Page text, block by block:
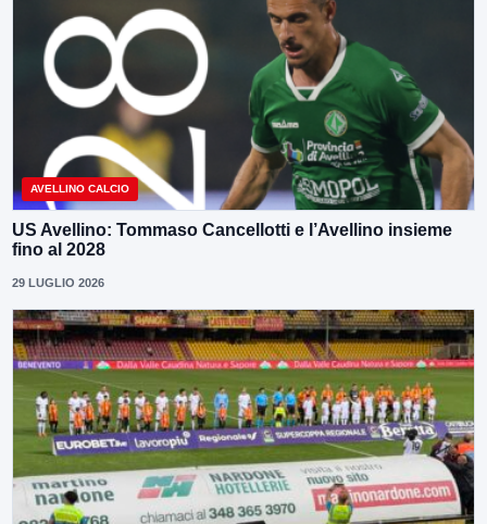
AVELLINO CALCIO
US Avellino: Tommaso Cancellotti e l’Avellino insieme
fino al 2028
29 LUGLIO 2026